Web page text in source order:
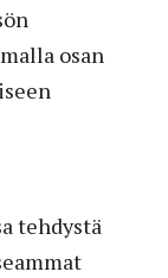
osan
tehdystä